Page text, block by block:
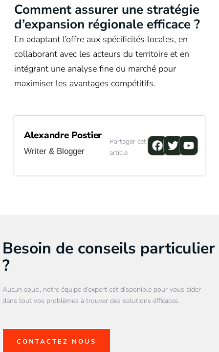
Comment assurer une stratégie
d’expansion régionale efficace ?
En adaptant l’offre aux spécificités locales, en
collaborant avec les acteurs du territoire et en
intégrant une analyse fine du marché pour
maximiser les avantages compétitifs.
Alexandre Postier
Writer & Blogger
Partager cet
article
Facebook
Twitter
Besoin de conseils particulier
?
Aucun souci, notre équipe d’expert est disponible pour vous aider
dans tout vos problèmes à trouver des solutions éfficaces.
CONTACTEZ NOUS